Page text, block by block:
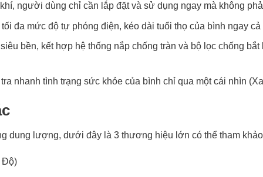
người dùng chỉ cần lắp đặt và sử dụng ngay mà không
đa mức độ tự phóng điện, kéo dài tuổi thọ của bình ngay
bền, kết hợp hệ thống nắp chống tràn và bộ lọc chống
nhanh tình trạng sức khỏe của bình chỉ qua một cái nhìn
dung lượng, dưới đây là 3 thương hiệu lớn có thể tham
Độ)